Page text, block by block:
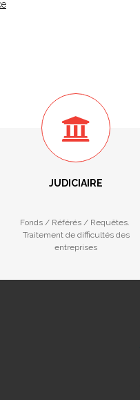
JUDICIAIRE
Fonds / Référés / Requêtes.
Traitement de difficultés des
entreprises